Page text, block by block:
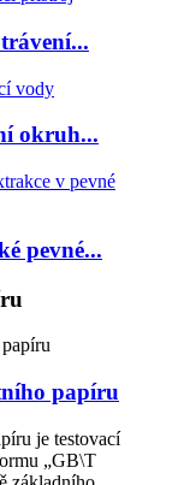
okruh...
pevné...
papíru
je testovací
„GB\T